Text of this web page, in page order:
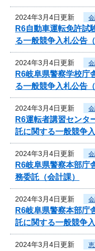
2024年3月4日更新
R6自動車運転免許試
る一般競争入札公告（
2024年3月4日更新
R6岐阜県警察学校庁
る一般競争入札公告（
2024年3月4日更新
R6運転者講習センタ
託に関する一般競争
2024年3月4日更新
R6岐阜県警察本部庁
務委託（会計課）
2024年3月4日更新
R6岐阜県警察本部庁
託に関する一般競争
2024年3月4日更新